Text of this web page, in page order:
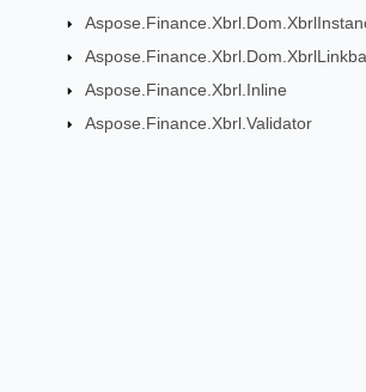
Aspose.Finance.Xbrl.Inline
Aspose.Finance.Xbrl.Validator